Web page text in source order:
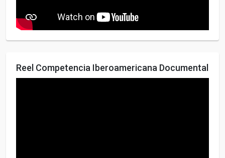
Reel Competencia Iberoamericana Documental